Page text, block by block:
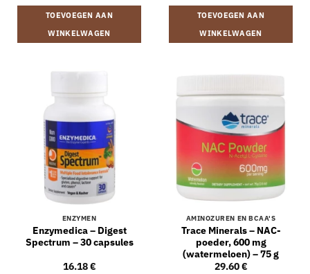
TOEVOEGEN AAN
WINKELWAGEN
TOEVOEGEN AAN
WINKELWAGEN
ENZYMEN
Enzymedica – Digest
Spectrum – 30 capsules
16.18€
AMINOZUREN EN BCAA'S
Trace Minerals – NAC-
poeder, 600 mg
(watermeloen) – 75 g
29.60€